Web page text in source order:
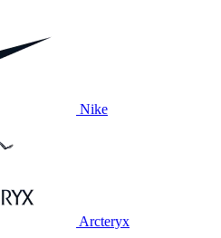
Nike
Arcteryx